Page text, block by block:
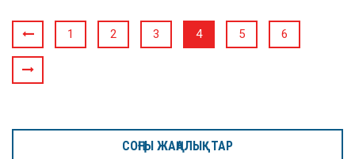
1 2 3 4 5 6
СОҢҒЫ ЖАҢАЛЫҚТАР